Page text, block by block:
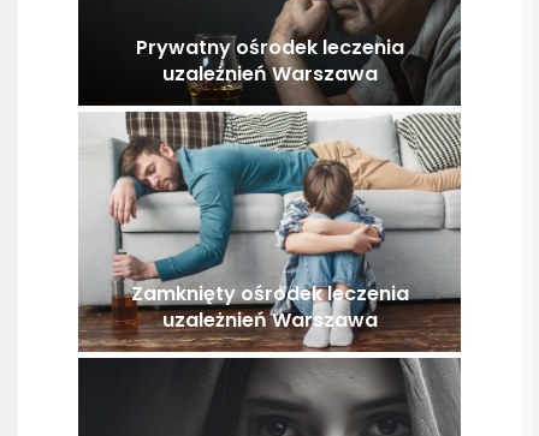
Prywatny ośrodek leczenia
uzależnień Warszawa
Zamknięty ośrodek leczenia
uzależnień Warszawa